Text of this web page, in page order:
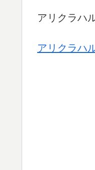
アリクラハ
アリクラハ